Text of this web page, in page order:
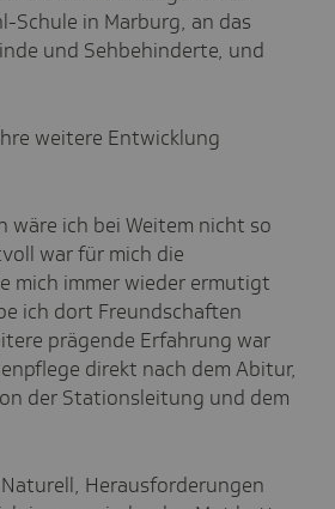
Schule in Marburg, an das
und Sehbehinderte, und
weitere Entwicklung
wäre ich bei Weitem nicht so
war für mich die
mich immer wieder ermutigt
ich dort Freundschaften
prägende Erfahrung war
direkt nach dem Abitur,
der Stationsleitung und dem
Herausforderungen